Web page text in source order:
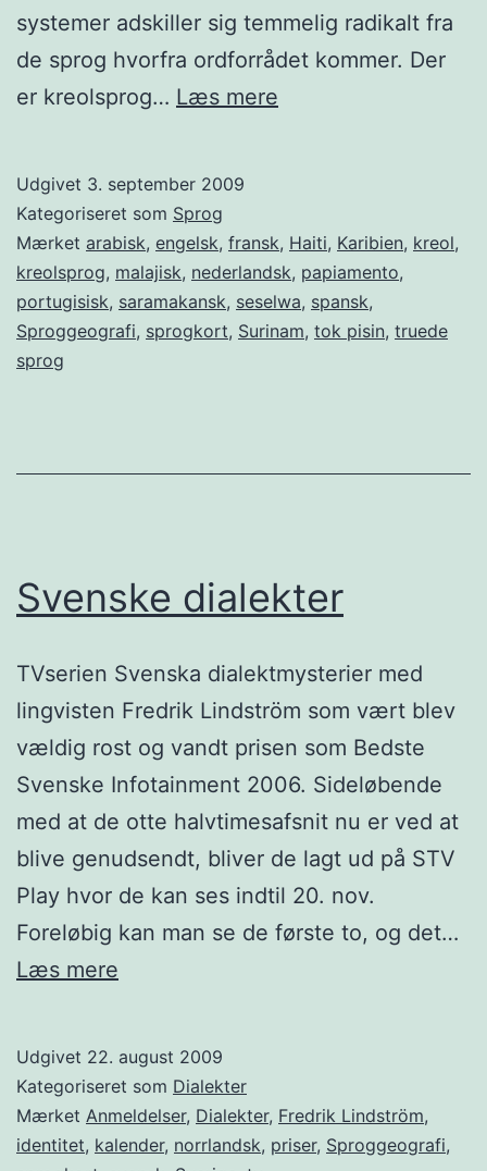
systemer adskiller sig temmelig radikalt fra
de sprog hvorfra ordforrådet kommer. Der
er kreolsprog… Læs mere
Udgivet 3. september 2009
Kategoriseret som Sprog
Mærket arabisk, engelsk, fransk, Haiti, Karibien, kreol,
kreolsprog, malajisk, nederlandsk, papiamento,
portugisisk, saramakansk, seselwa, spansk,
Sproggeografi, sprogkort, Surinam, tok pisin, truede
sprog
Svenske dialekter
TVserien Svenska dialektmysterier med
lingvisten Fredrik Lindström som vært blev
vældig rost og vandt prisen som Bedste
Svenske Infotainment 2006. Sideløbende
med at de otte halvtimesafsnit nu er ved at
blive genudsendt, bliver de lagt ud på STV
Play hvor de kan ses indtil 20. nov.
Foreløbig kan man se de første to, og det…
Læs mere
Udgivet 22. august 2009
Kategoriseret som Dialekter
Mærket Anmeldelser, Dialekter, Fredrik Lindström,
identitet, kalender, norrlandsk, priser, Sproggeografi,